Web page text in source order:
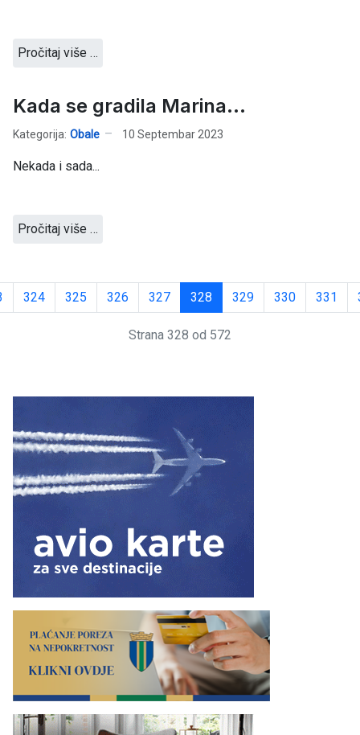
Pročitaj više …
Kada se gradila Marina...
Kategorija: Obale 10 Septembar 2023
Nekada i sada...
Pročitaj više …
324 325 326 327 328 329 330 331
Strana 328 od 572